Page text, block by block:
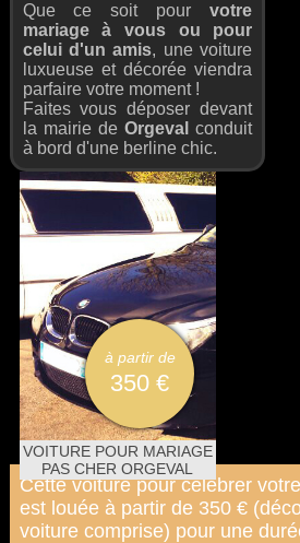
Que ce soit pourvotre
mariage à vous ou pour
celui d'un amis, une voiture
luxueuse et décorée viendra
parfaire votre moment !
Faites vous déposer devant
la mairie deOrgeval conduit
à bord d'une berline chic.
à partir de
350 €
VOITURE POUR MARIAGE
PAS CHER ORGEVAL
Cette voiture pour célébrer
est louée à partir de 350 €
voiture comprise) pour une